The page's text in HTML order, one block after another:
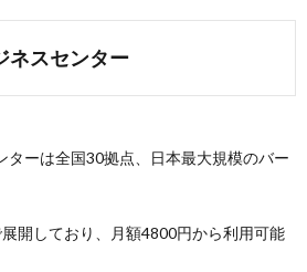
ネスセンター
ターは全国30拠点、日本最大規模のバー
開しており、月額4800円から利用可能